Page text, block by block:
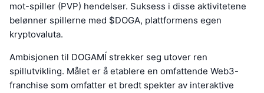
mot-spiller (PVP) hendelser. Suksess i disse aktivitetene
belønner spillerne med $DOGA, plattformens egen
kryptovaluta.
Ambisjonen til DOGAMÍ strekker seg utover ren
spillutvikling. Målet er å etablere en omfattende Web3-
franchise som omfatter et bredt spekter av interaktive